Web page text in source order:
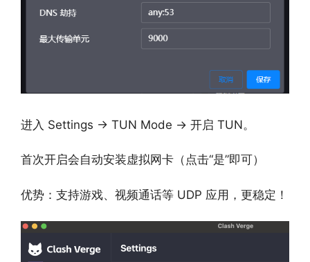
进入 Settings → TUN Mode → 开启 TUN。
首次开启会自动安装虚拟网卡（点击“是”即可）
优势：支持游戏、视频通话等 UDP 应用，更稳定！